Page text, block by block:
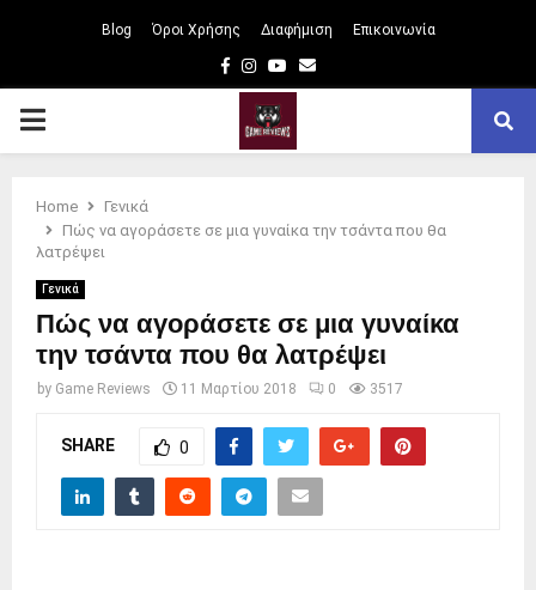
Blog Όροι Χρήσης Διαφήμιση Επικοινωνία
Facebook
Instagram
Youtube
Email
PRIMARY
Home
Γενικά
Πώς να αγοράσετε σε μια γυναίκα την τσάντα που θα
λατρέψει
Γενικά
Πώς να αγοράσετε σε μια γυναίκα
την τσάντα που θα λατρέψει
by Game Reviews 11 Μαρτίου 2018 0 3517
SHARE 0